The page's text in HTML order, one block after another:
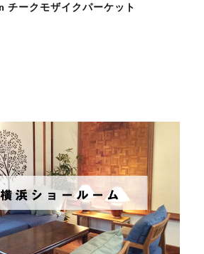
ークモザイクパーケット